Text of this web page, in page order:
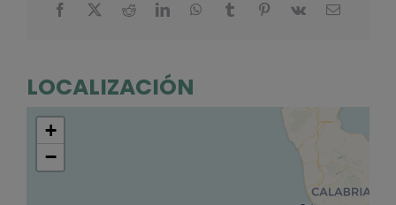
LOCALIZACIÓN
+
−